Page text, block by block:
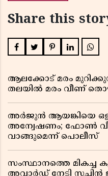
Share this
ആലക്കോട് മരം
തലയിൽ മരം വീണ്
അർജുൻ ആയങ്കിയെ
അന്വേഷണം; ഫോൺ
വാങ്ങുമെന്ന് പൊലീസ്
സംസ്ഥാനത്തെ